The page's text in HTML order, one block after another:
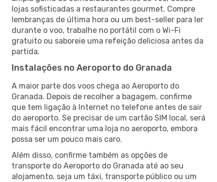
lojas sofisticadas a restaurantes gourmet. Compre
lembranças de última hora ou um best-seller para ler
durante o voo, trabalhe no portátil com o Wi-Fi
gratuito ou saboreie uma refeição deliciosa antes da
partida.
Instalações no Aeroporto do Granada
A maior parte dos voos chega ao Aeroporto do
Granada. Depois de recolher a bagagem, confirme
que tem ligação à Internet no telefone antes de sair
do aeroporto. Se precisar de um cartão SIM local, será
mais fácil encontrar uma loja no aeroporto, embora
possa ser um pouco mais caro.
Além disso, confirme também as opções de
transporte do Aeroporto do Granada até ao seu
alojamento, seja um táxi, transporte público ou um